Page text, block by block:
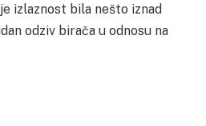
izlaznost bila nešto iznad
odziv birača u odnosu na